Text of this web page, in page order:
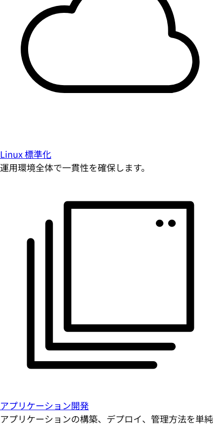
Linux 標準化
運用環境全体で一貫性を確保します。
アプリケーション開発
アプリケーションの構築、デプロイ、管理方法を単純